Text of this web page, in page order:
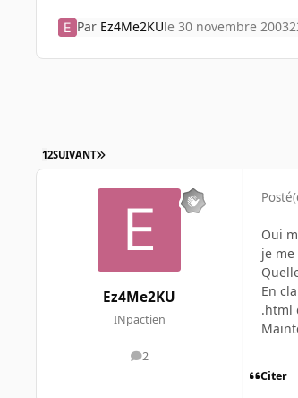
Par Ez4Me2KUle 30 novembre 2003
12SUIVANT
Ez4Me2KU
INpactien
2
messages
Oui
je
En
.html
Citer